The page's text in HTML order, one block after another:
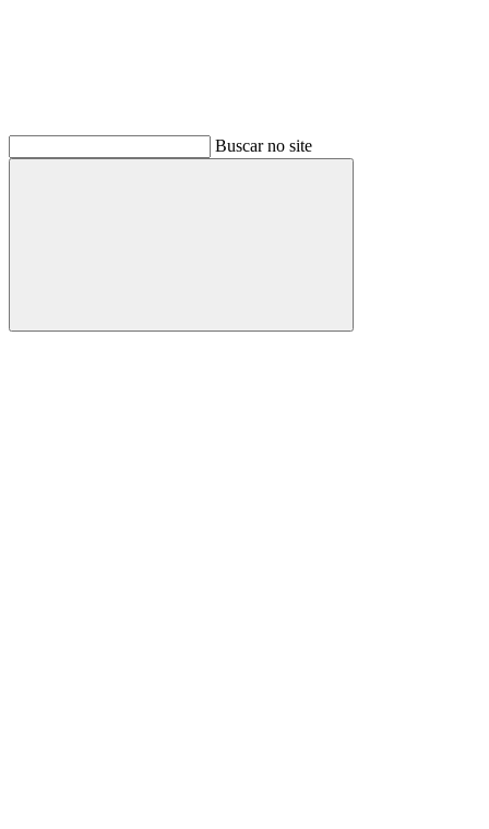
Buscar no site
Buscar